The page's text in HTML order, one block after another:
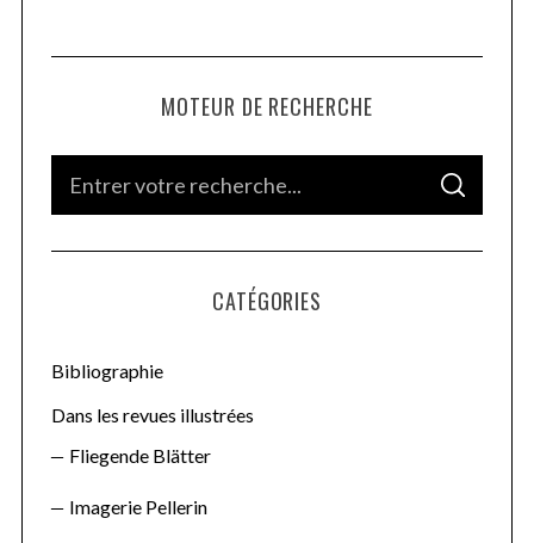
MOTEUR DE RECHERCHE
f
o
S
A
C
CATÉGORIES
Bibliographie
Dans les revues illustrées
Fliegende Blätter
Imagerie Pellerin